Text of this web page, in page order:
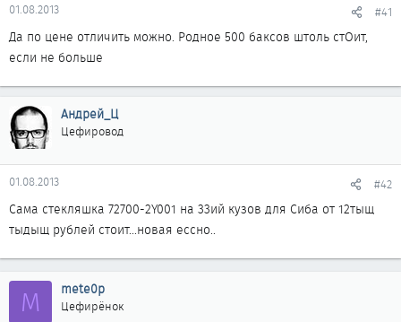
01.08.2013 #41
Да по цене отличить можно. Родное 500 баксов штоль стОит,
если не больше
Андрей_Ц
Цефировод
01.08.2013 #42
Сама стекляшка 72700-2Y001 на 33ий кузов для Сиба от 12тыщ
тыдыщ рублей стоит...новая ессно..
M mete0p
Цефирёнок